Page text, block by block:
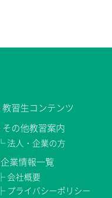
教習生コンテンツ
その他教習案内
└法人・企業の方
企業情報一覧
├会社概要
├ プライバシーポリシー